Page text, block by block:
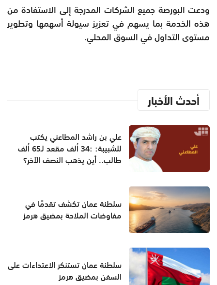
ودعت البورصة جميع الشركات المدرجة إلى الاستفادة من
هذه الخدمة بما يسهم في تعزيز سيولة أسهمها وتطوير
مستوى التداول في السوق المحلي.
أحدث الأخبار
علي بن راشد المطاعني يكتب
للشبيبة: :34 ألف مقعد لـ65 ألف
طالب.. أين يذهب النصف الآخر؟
سلطنة عمان تكشف تقدمًا في
مفاوضات الملاحة بمضيق هرمز
سلطنة عمان تستنكر الاعتداءات على
السفن بمضيق هرمز